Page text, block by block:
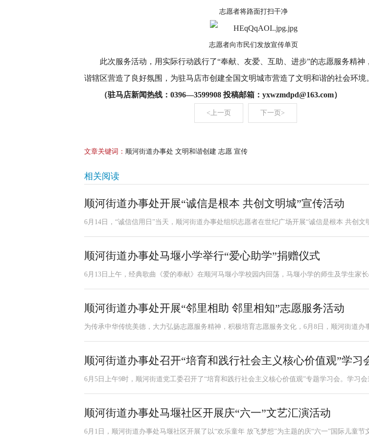
志愿者将路面打扫干净
志愿者向市民们发放宣传单页
此次服务活动，用实际行动践行了“奉献、友爱、互助、进步”的志愿服务精神
谐辖区营造了良好氛围，为驻马店市创建全国文明城市营造了文明和谐的社会环境
（驻马店新闻热线：0396—3599908 投稿邮箱：yxwzmdpd@163.com）
<上一页 下一页>
文章关键词： 顺河街道办事处 文明和谐创建 志愿 宣传
相关阅读
顺河街道办事处开展“诚信是根本 共创文明城”宣传活动
6月14日，“诚信信用日”当天，顺河街道办事处组织志愿者在世纪广场开展“诚信是根本 共创文
顺河街道办事处马堰小学举行“爱心助学”捐赠仪式
6月13日上午，经典歌曲《爱的奉献》在顺河马堰小学校园内回荡，马堰小学的师生及学生家
顺河街道办事处开展“邻里相助 邻里相知”志愿服务活动
为传承中华传统美德，大力弘扬志愿服务精神，积极培育志愿服务文化，6月8日，顺河街道办
顺河街道办事处召开“培育和践行社会主义核心价值观”学习
6月5日上午9时，顺河街道党工委召开了“培育和践行社会主义核心价值观”专题学习会。学习
顺河街道办事处马堰社区开展庆“六一”文艺汇演活动
6月1日，顺河街道办事处马堰社区开展了以“欢乐童年 放飞梦想”为主题的庆“六一”国际儿童节